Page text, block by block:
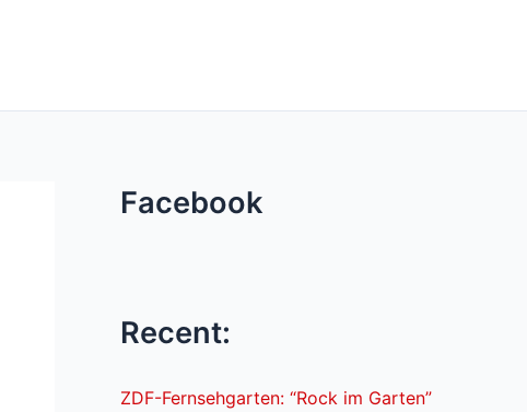
Facebook
Recent:
ZDF-Fernsehgarten: “Rock im Garten”